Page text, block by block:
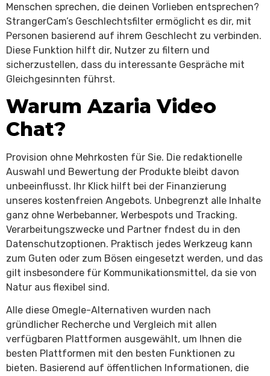
Menschen sprechen, die deinen Vorlieben entsprechen?
StrangerCam’s Geschlechtsfilter ermöglicht es dir, mit
Personen basierend auf ihrem Geschlecht zu verbinden.
Diese Funktion hilft dir, Nutzer zu filtern und
sicherzustellen, dass du interessante Gespräche mit
Gleichgesinnten führst.
Warum Azaria Video
Chat?
Provision ohne Mehrkosten für Sie. Die redaktionelle
Auswahl und Bewertung der Produkte bleibt davon
unbeeinflusst. Ihr Klick hilft bei der Finanzierung
unseres kostenfreien Angebots. Unbegrenzt alle Inhalte
ganz ohne Werbebanner, Werbespots und Tracking.
Verarbeitungszwecke und Partner fndest du in den
Datenschutzoptionen. Praktisch jedes Werkzeug kann
zum Guten oder zum Bösen eingesetzt werden, und das
gilt insbesondere für Kommunikationsmittel, da sie von
Natur aus flexibel sind.
Alle diese Omegle-Alternativen wurden nach
gründlicher Recherche und Vergleich mit allen
verfügbaren Plattformen ausgewählt, um Ihnen die
besten Plattformen mit den besten Funktionen zu
bieten. Basierend auf öffentlichen Informationen, die